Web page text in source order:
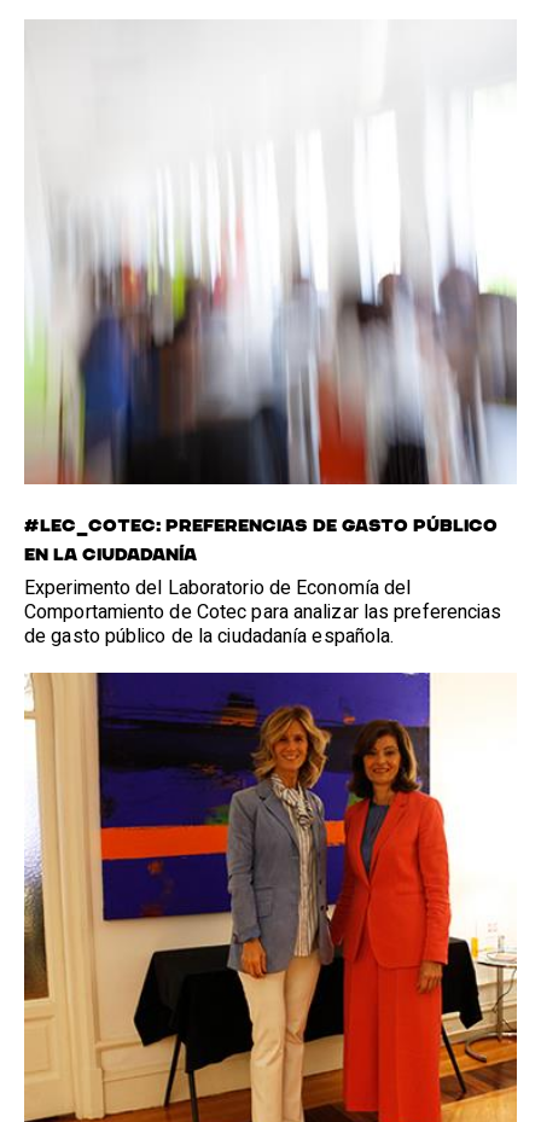
#LEC_COTEC: PREFERENCIAS DE GASTO PÚBLICO
EN LA CIUDADANÍA
Experimento del Laboratorio de Economía del
Comportamiento de Cotec para analizar las preferencias
de gasto público de la ciudadanía española.